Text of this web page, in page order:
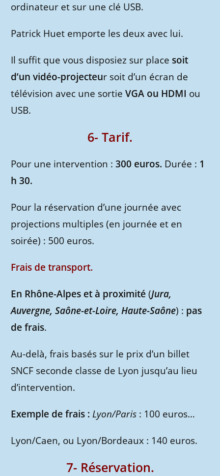
ordinateur et sur une clé USB.
Patrick Huet emporte les deux avec lui.
Il suffit que vous disposiez sur place soit
d’un vidéo-projecteur soit d’un écran de
télévision avec une sortie VGA ou HDMI ou
USB.
6- Tarif.
Pour une intervention :300 euros. Durée : 1
h 30.
Pour la réservation d’une journée avec
projections multiples (en journée et en
soirée) : 500 euros.
Frais de transport.
En Rhône-Alpes et à proximité (Jura,
Auvergne, Saône-et-Loire, Haute-Saône) : pas
de frais.
Au-delà, frais basés sur le prix d’un billet
SNCF seconde classe de Lyon jusqu’au lieu
d’intervention.
Exemple de frais : Lyon/Paris : 100 euros…
Lyon/Caen, ou Lyon/Bordeaux : 140 euros.
7- Réservation.